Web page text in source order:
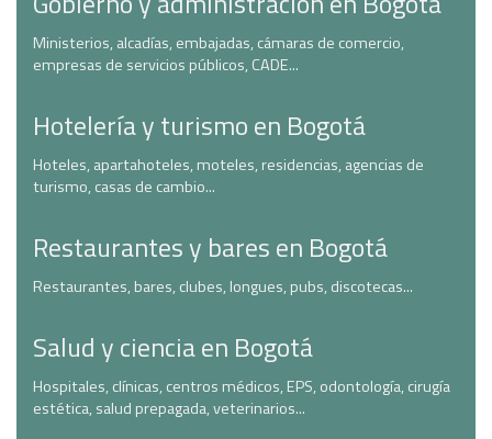
Ministerios, alcadías, embajadas, cámaras de comercio,
empresas de servicios públicos, CADE...
Hotelería y turismo en Bogotá
Hoteles, apartahoteles, moteles, residencias, agencias de
turismo, casas de cambio...
Restaurantes y bares en Bogotá
Restaurantes, bares, clubes, longues, pubs, discotecas...
Salud y ciencia en Bogotá
Hospitales, clínicas, centros médicos, EPS, odontología, cirugía
estética, salud prepagada, veterinarios...